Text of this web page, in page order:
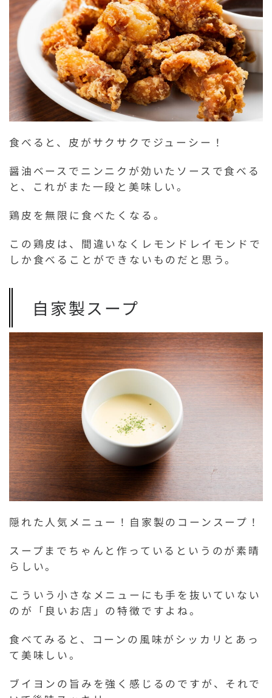
食べると、皮がサクサクでジューシー！
醤油ベースでニンニクが効いたソースで食べる
と、これがまた一段と美味しい。
鶏皮を無限に食べたくなる。
この鶏皮は、間違いなくレモンドレイモンドで
しか食べることができないものだと思う。
自家製スープ
隠れた人気メニュー！自家製のコーンスープ！
スープまでちゃんと作っているというのが素晴
らしい。
こういう小さなメニューにも手を抜いていない
のが「良いお店」の特徴ですよね。
食べてみると、コーンの風味がシッカリとあっ
て美味しい。
ブイヨンの旨みを強く感じるのですが、それで